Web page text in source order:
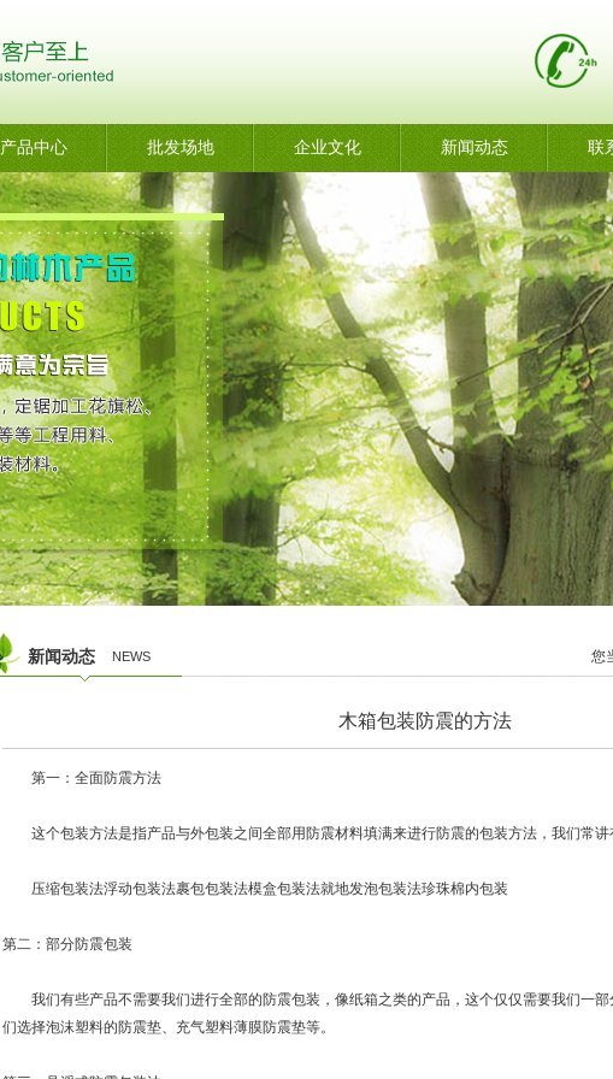
产品中心 批发场地 企业文化 新闻动态 联
新闻动态 NEWS 您
木箱包装防震的方法
第一：全面防震方法
这个包装方法是指产品与外包装之间全部用防震材料填满来进行防震的包装方法，我们常讲
压缩包装法浮动包装法裹包包装法模盒包装法就地发泡包装法珍珠棉内包装
第二：部分防震包装
我们有些产品不需要我们进行全部的防震包装，像纸箱之类的产品，这个仅仅需要我们一部
们选择泡沫塑料的防震垫、充气塑料薄膜防震垫等。